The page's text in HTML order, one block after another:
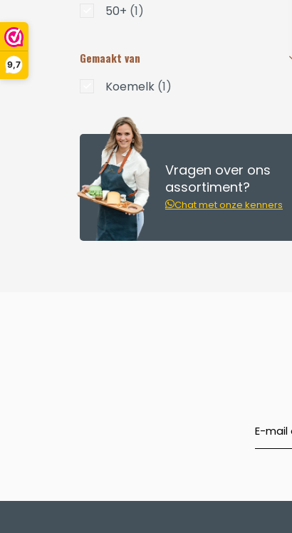
9,7
50+ (1)
Gemaakt van
Koemelk (1)
Vragen over ons
assortiment?
Chat met onze kenners